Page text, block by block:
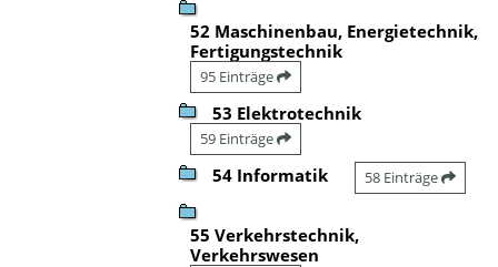
52 Maschinenbau, Energietechnik,
Fertigungstechnik
95 Einträge
53 Elektrotechnik
59 Einträge
54 Informatik 58 Einträge
55 Verkehrstechnik,
Verkehrswesen